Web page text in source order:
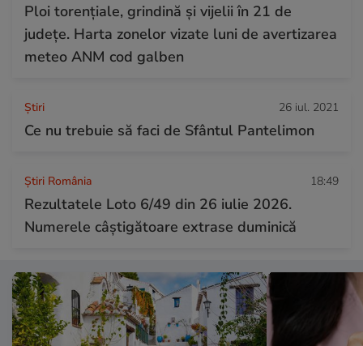
Ploi torențiale, grindină și vijelii în 21 de
județe. Harta zonelor vizate luni de avertizarea
meteo ANM cod galben
Ştiri 26 iul. 2021
Ce nu trebuie să faci de Sfântul Pantelimon
Știri România 18:49
Rezultatele Loto 6/49 din 26 iulie 2026.
Numerele câștigătoare extrase duminică